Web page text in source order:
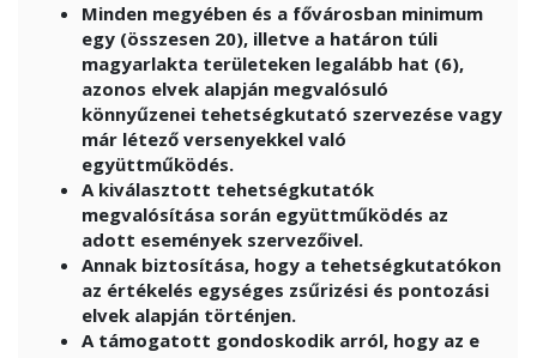
Minden megyében és a fővárosban minimum
egy (összesen 20), illetve a határon túli
magyarlakta területeken legalább hat (6),
azonos elvek alapján megvalósuló
könnyűzenei tehetségkutató szervezése vagy
már létező versenyekkel való
együttműködés.
A kiválasztott tehetségkutatók
megvalósítása során együttműködés az
adott események szervezőivel.
Annak biztosítása, hogy a tehetségkutatókon
az értékelés egységes zsűrizési és pontozási
elvek alapján történjen.
A támogatott gondoskodik arról, hogy az e